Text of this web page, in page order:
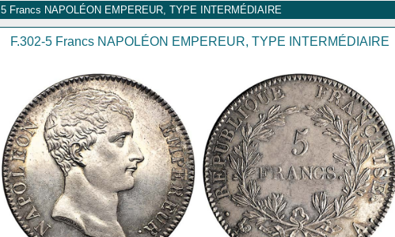
5 Francs NAPOLÉON EMPEREUR, TYPE INTERMÉDIAIRE
F.302-5 Francs NAPOLÉON EMPEREUR, TYPE INTERMÉDIAIRE